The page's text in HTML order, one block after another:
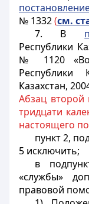
№ 1332(см.
7. В
Республики
№ 1120
Республики
Казахстан,
Абзац второй
тридцати
настоящего
пункт 2,
5 исключить;
в
«службы»
правовой